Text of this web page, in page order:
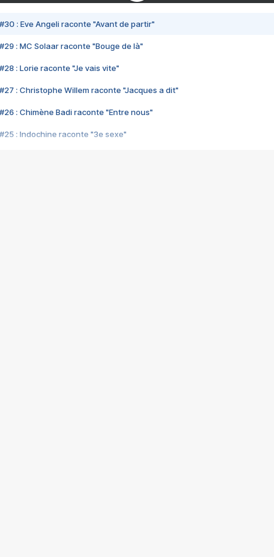
#30 : Eve Angeli raconte "Avant de partir"
#29 : MC Solaar raconte "Bouge de là"
#28 : Lorie raconte "Je vais vite"
#27 : Christophe Willem raconte "Jacques a dit"
#26 : Chimène Badi raconte "Entre nous"
#25 : Indochine raconte "3e sexe"